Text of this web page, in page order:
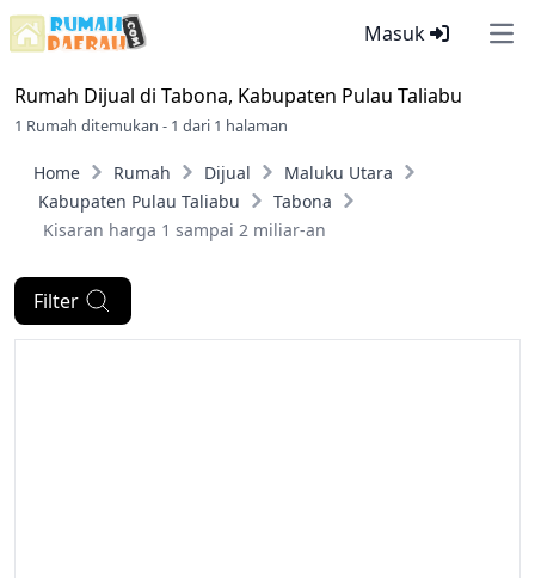
Masuk
Rumah Dijual di Tabona, Kabupaten Pulau Taliabu
1 Rumah ditemukan - 1 dari 1 halaman
Home Rumah Dijual
Maluku Utara
Kabupaten Pulau Taliabu
Tabona
Kisaran harga 1 sampai 2 miliar-an
Filter